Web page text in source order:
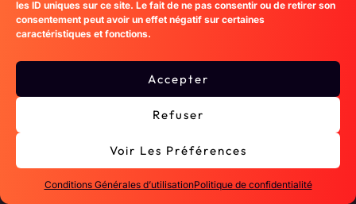
les ID uniques sur ce site. Le fait de ne pas consentir ou de retirer son
consentement peut avoir un effet négatif sur certaines
caractéristiques et fonctions.
Accepter
Refuser
Voir Les Préférences
Conditions Générales d’utilisationPolitique de confidentialité
Les talents qui font la
force de notre agence
Laravel